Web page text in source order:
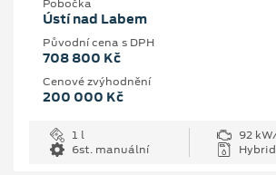
Pobočka
Ústí nad Labem
Původní cena s DPH
708 800 Kč
Cenové zvýhodnění
200 000 Kč
1 l
92
6st. manuální
Hybrid